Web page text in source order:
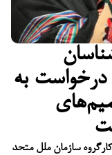
درخواست به
سازمان ملل متحد